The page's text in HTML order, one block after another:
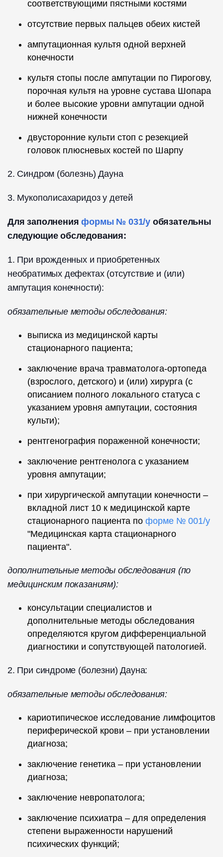
соответствующими пястными костями
отсутствие первых пальцев обеих кистей
ампутационная культя одной верхней
конечности
культя стопы после ампутации по Пирогову,
порочная культя на уровне сустава Шопара
и более высокие уровни ампутации одной
нижней конечности
двусторонние культи стоп с резекцией
головок плюсневых костей по Шарпу
2. Синдром (болезнь) Дауна
3. Мукополисахаридоз у детей
Для заполненияформы № 031/уобязательны
следующие обследования:
1. При врожденных и приобретенных
необратимых дефектах (отсутствие и (или)
ампутация конечности):
обязательные методы обследования:
выписка из медицинской карты
стационарного пациента;
заключение врача травматолога-ортопеда
(взрослого, детского) и (или) хирурга (с
описанием полного локального статуса с
указанием уровня ампутации, состояния
культи);
рентгенография пораженной конечности;
заключение рентгенолога с указанием
уровня ампутации;
при хирургической ампутации конечности –
вкладной лист 10 к медицинской карте
стационарного пациента по форме № 001/у
"Медицинская карта стационарного
пациента".
дополнительные методы обследования (по
медицинским показаниям):
консультации специалистов и
дополнительные методы обследования
определяются кругом дифференциальной
диагностики и сопутствующей патологией.
2. При синдроме (болезни) Дауна:
обязательные методы обследования:
кариотипическое исследование лимфоцитов
периферической крови – при установлении
диагноза;
заключение генетика – при установлении
диагноза;
заключение невропатолога;
заключение психиатра – для определения
степени выраженности нарушений
психических функций;